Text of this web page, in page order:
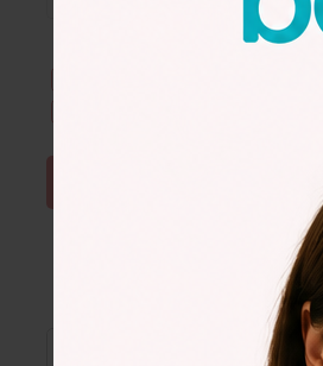
ŞİFRE